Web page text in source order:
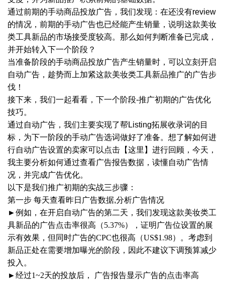
通过前期的手动商品投放广告，我们发现：在还没有review
的情况，前期的手动广告也已经能产生销量，说明这款美妆
类工具新品的市场接受度较高。那么如何判断准备已完成，
并开始转入下一个阶段？
当准备阶段的手动商品投放广告产生销量时，可以立刻开启
自动广告，趁势而上加紧这款美妆类工具新品推广的广告步
伐！
接下来，我们一起看看，下一个阶段-推广初期的广告优化
技巧。
通过自动广告，我们主要实现了帮Listing拓展收录词的目
标，为下一阶段的手动广告选词做好了准备。想了解如何进
行自动广告设置的卖家可以点击【这里】进行回顾，今天，
我主要分析如何通过查看广告报告数据，读懂自动广告情
况，并完成广告优化。
以下是我们推广初期的实战三步骤：
第一步 每天查看昨日广告数据,分析广告情况
►例如，在开启自动广告的第二天，我们发现这款美妆类工
具新品的广告点击率很高（5.37%），证明广告位设置的展
示有效果，但同时广告的CPC也很高（US$1.98）。考虑到
新品正处在需要增加曝光的阶段，因此不建议下调预算减少
投入。
►经过1~2天的投放后， 广告报告显示广告的点击率高